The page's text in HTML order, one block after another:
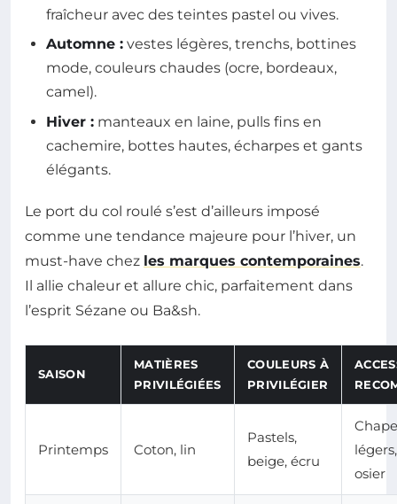
fraîcheur avec des teintes pastel ou vives.
Automne : vestes légères, trenchs, bottines
mode, couleurs chaudes (ocre, bordeaux,
camel).
Hiver : manteaux en laine, pulls fins en
cachemire, bottes hautes, écharpes et gants
élégants.
Le port du col roulé s’est d’ailleurs imposé
comme une tendance majeure pour l’hiver, un
must-have chez les marques contemporaines.
Il allie chaleur et allure chic, parfaitement dans
l’esprit Sézane ou Ba&sh.
SAISON
MATIÈRES
PRIVILÉGIÉES
COULEURS À
PRIVILÉGIER
Printemps Coton, lin
Pastels,
beige, écru
osier